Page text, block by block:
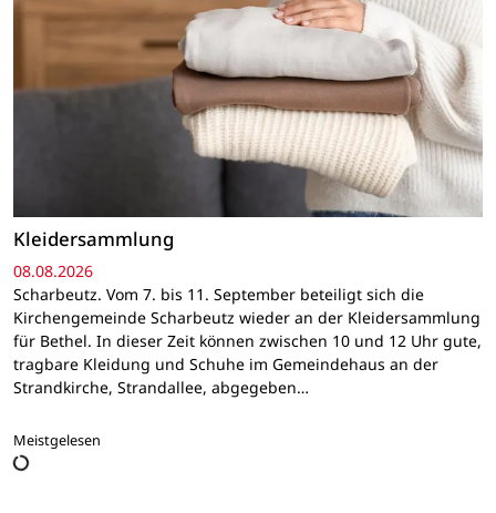
Kleidersammlung
08.08.2026
Scharbeutz. Vom 7. bis 11. September beteiligt sich die
Kirchengemeinde Scharbeutz wieder an der Kleidersammlung
für Bethel. In dieser Zeit können zwischen 10 und 12 Uhr gute,
tragbare Kleidung und Schuhe im Gemeindehaus an der
Strandkirche, Strandallee, abgegeben…
Meistgelesen